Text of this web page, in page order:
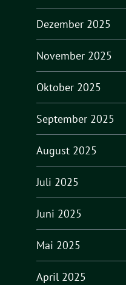
Dezember 2025
November 2025
Oktober 2025
September 2025
August 2025
Juli 2025
Juni 2025
Mai 2025
April 2025